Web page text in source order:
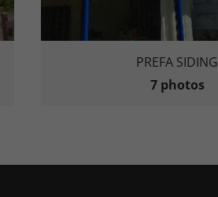
PREFA SIDING
7 photos